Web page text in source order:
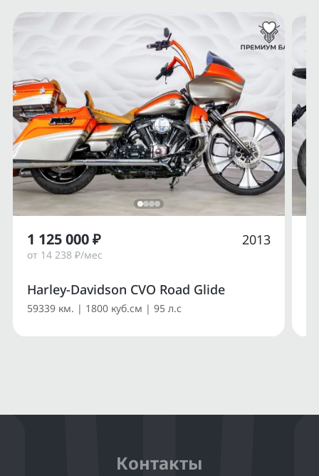
Harley-Davidson CVO Road Glide
59339 км. | 1800 куб.см | 95 л.с
1 125 000 ₽
от 14 238 ₽/мес
2013
Контакты